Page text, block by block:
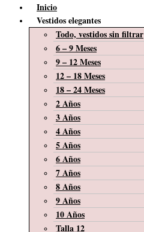
Inicio
Vestidos elegantes
Todo, vestidos sin filtrar
6 – 9 Meses
9 – 12 Meses
12 – 18 Meses
18 – 24 Meses
2 Años
3 Años
4 Años
5 Años
6 Años
7 Años
8 Años
9 Años
10 Años
Talla 12